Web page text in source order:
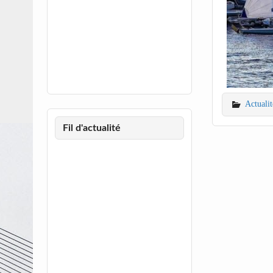
Fil d'actualité